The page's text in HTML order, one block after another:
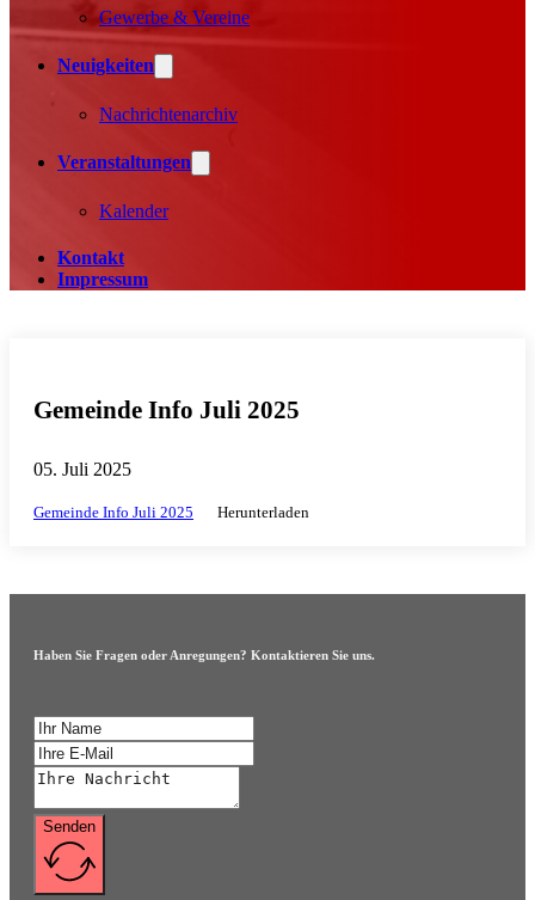
Gewerbe & Vereine
Neuigkeiten
Nachrichtenarchiv
Veranstaltungen
Kalender
Kontakt
Impressum
Gemeinde Info Juli 2025
05. Juli 2025
Gemeinde Info Juli 2025 Herunterladen
Haben Sie Fragen oder Anregungen? Kontaktieren Sie uns.
Senden